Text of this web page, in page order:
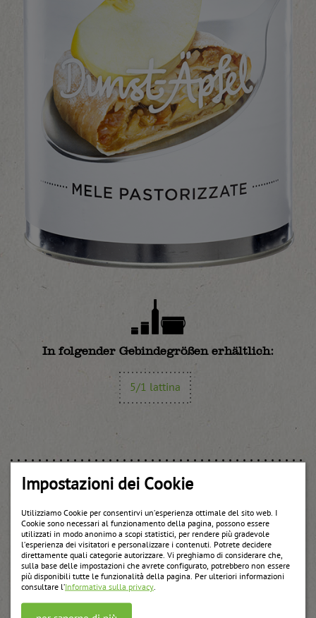
Impostazioni dei Cookie
Utilizziamo Cookie per consentirvi un’esperienza ottimale del sito web. I
Cookie sono necessari al funzionamento della pagina, possono essere
utilizzati in modo anonimo a scopi statistici, per rendere più gradevole
l’esperienza dei visitatori e personalizzare i contenuti. Potrete decidere
direttamente quali categorie autorizzare. Vi preghiamo di considerare che,
sulla base delle impostazioni che avrete configurato, potrebbero non essere
più disponibili tutte le funzionalità della pagina. Per ulteriori informazioni
consultare l’Informativa sulla privacy
In folgender Gebindegrößen erhältlich:
5/1 lattina